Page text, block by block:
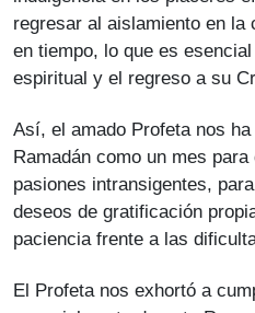
regresar al aislamiento en la
en tiempo, lo que es
espiritual y el regreso a su
Así, el amado Profeta nos
Ramadán como un mes
pasiones intransigentes,
deseos de gratificación
paciencia frente a las
El Profeta nos exhortó a